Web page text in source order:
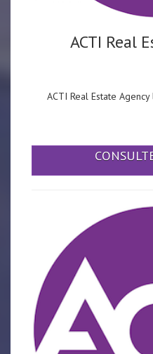
ACTI Real
ACTI Real Estate